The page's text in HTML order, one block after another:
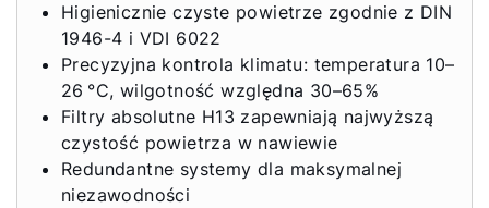
Higienicznie czyste powietrze zgodnie z DIN
1946-4 i VDI 6022
Precyzyjna kontrola klimatu: temperatura 10–
26 °C, wilgotność względna 30–65%
Filtry absolutne H13 zapewniają najwyższą
czystość powietrza w nawiewie
Redundantne systemy dla maksymalnej
niezawodności